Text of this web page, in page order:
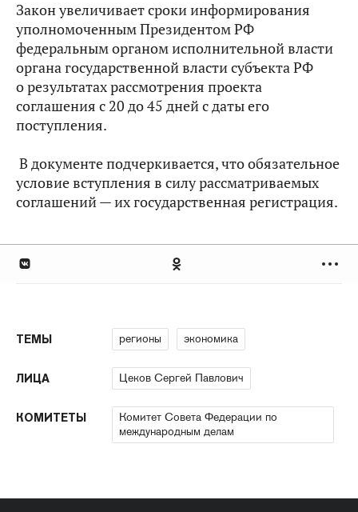
Закон увеличивает сроки информирования
уполномоченным Президентом РФ
федеральным органом исполнительной власти
органа государственной власти субъекта РФ
о результатах рассмотрения проекта
соглашения с 20 до 45 дней с даты его
поступления.
В документе подчеркивается, что обязательное
условие вступления в силу рассматриваемых
соглашений — их государственная регистрация.
ТЕМЫ регионы экономика
ЛИЦА Цеков Сергей Павлович
КОМИТЕТЫ
Комитет Совета Федерации по
международным делам